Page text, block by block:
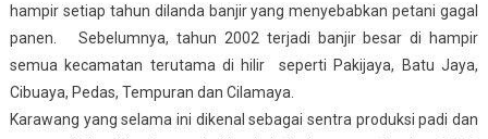
hampir setiap tahun dilanda banjir yang menyebabkan petani gagal
panen. Sebelumnya, tahun 2002 terjadi banjir besar di hampir
semua kecamatan terutama di hilir seperti Pakijaya, Batu Jaya,
Cibuaya, Pedas, Tempuran dan Cilamaya.
Karawang yang selama ini dikenal sebagai sentra produksi padi dan